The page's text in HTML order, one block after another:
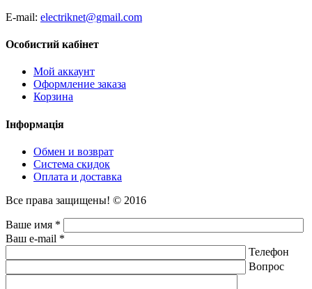
E-mail: electriknet@gmail.com
Особистий кабінет
Мой аккаунт
Оформление заказа
Корзина
Інформація
Обмен и возврат
Система скидок
Оплата и доставка
Все права защищены! © 2016
Ваше имя *
Ваш e-mail *
Телефон
Вопрос